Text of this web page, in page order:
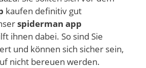
kaufen definitiv gut
spiderman app
ihnen dabei. So sind Sie
und können sich sicher sein,
nicht bereuen werden.